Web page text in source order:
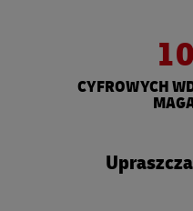
CYFROWYCH